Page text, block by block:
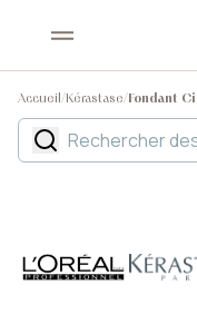
Accueil/Kérastase/Fondant